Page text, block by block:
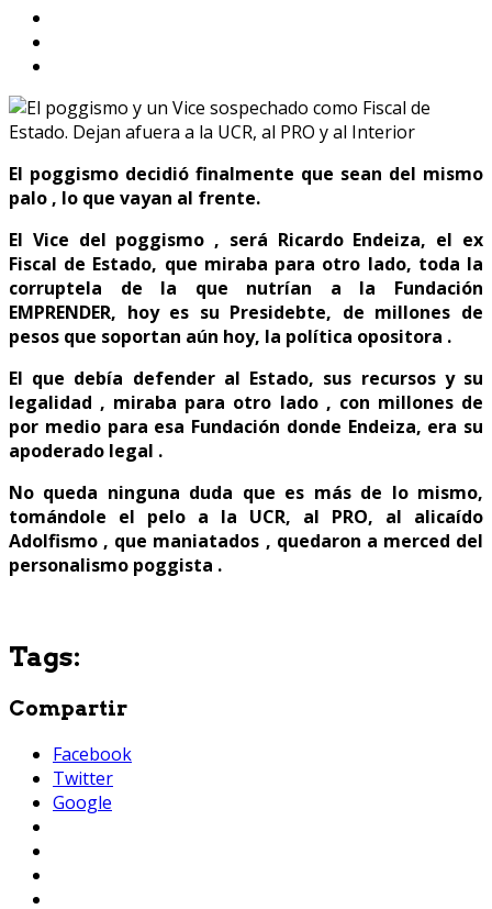
El poggismo decidió finalmente que sean del mismo
palo , lo que vayan al frente.
El Vice del poggismo , será Ricardo Endeiza, el ex
Fiscal de Estado, que miraba para otro lado, toda la
corruptela de la que nutrían a la Fundación
EMPRENDER, hoy es su Presidebte, de millones de
pesos que soportan aún hoy, la política opositora .
El que debía defender al Estado, sus recursos y su
legalidad , miraba para otro lado , con millones de
por medio para esa Fundación donde Endeiza, era su
apoderado legal .
No queda ninguna duda que es más de lo mismo,
tomándole el pelo a la UCR, al PRO, al alicaído
Adolfismo , que maniatados , quedaron a merced del
personalismo poggista .
Tags:
Compartir
Facebook
Twitter
Google